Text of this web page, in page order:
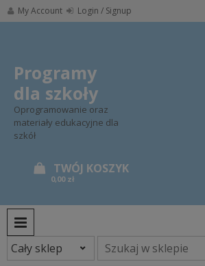
Skip
to
My Account Login / Signup
Programy
dla szkoły
Oprogramowanie oraz
materiały edukacyjne dla
szkół
0,00 zł